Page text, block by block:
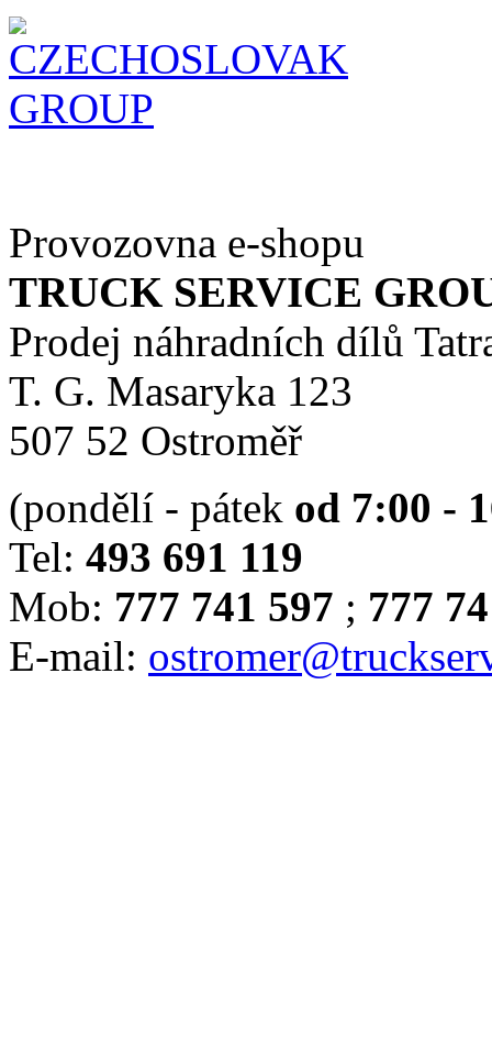
Provozovna e-shopu
TRUCK SERVICE
Prodej náhradních dílů
T. G. Masaryka 123
507 52 Ostroměř
(pondělí - pátek od 7:00 -
Tel: 493 691 119
Mob: 777 741 597 ; 777
E-mail: